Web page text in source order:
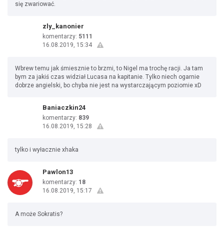
się zwariować.
zly_kanonier
komentarzy: 5111
16.08.2019, 15:34
Wbrew temu jak śmiesznie to brzmi, to Nigel ma trochę racji. Ja tam
bym za jakiś czas widział Lucasa na kapitanie. Tylko niech ogarnie
dobrze angielski, bo chyba nie jest na wystarczającym poziomie xD
Baniaczkin24
komentarzy: 839
16.08.2019, 15:28
tylko i wyłacznie xhaka
Pawlon13
komentarzy: 18
16.08.2019, 15:17
A może Sokratis?